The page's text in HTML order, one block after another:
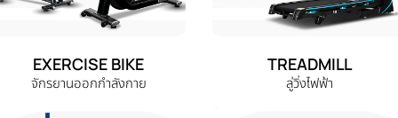
EXERCISE BIKE
จักรยานออกกำลังกาย
TREADMILL
ลู่วิ่งไฟฟ้า